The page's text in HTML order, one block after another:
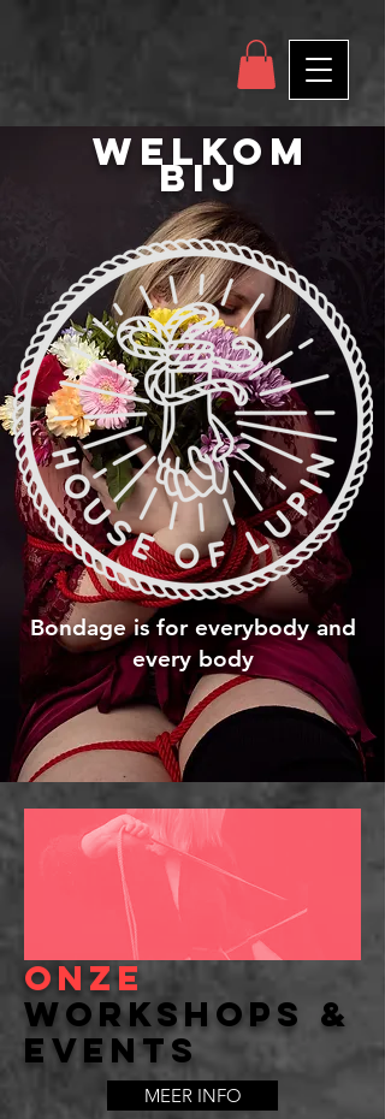
Welkom
bij
Bondage is for everybody and
every body
onzE
workshops &
events
MEER INFO